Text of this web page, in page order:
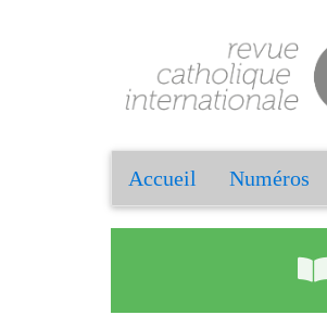
Accueil Numéros